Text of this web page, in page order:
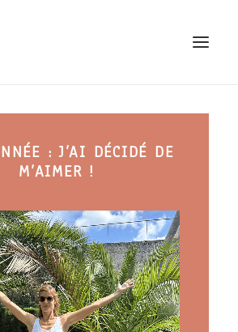
HAPPY BELLY
CONFÉRENCES
: J’AI DÉCIDÉ DE
M’AIMER !